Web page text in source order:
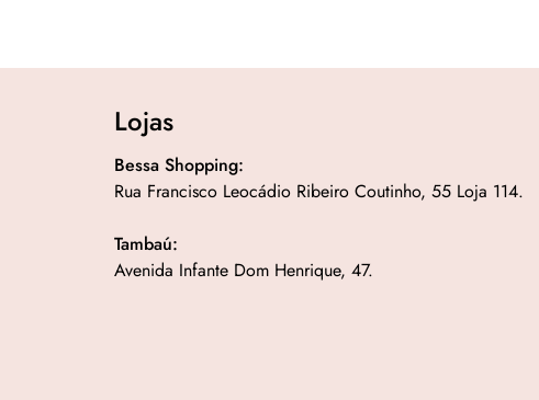
Lojas
Bessa Shopping:
Rua Francisco Leocádio Ribeiro Coutinho, 55 Loja 114.
Tambaú:
Avenida Infante Dom Henrique, 47.